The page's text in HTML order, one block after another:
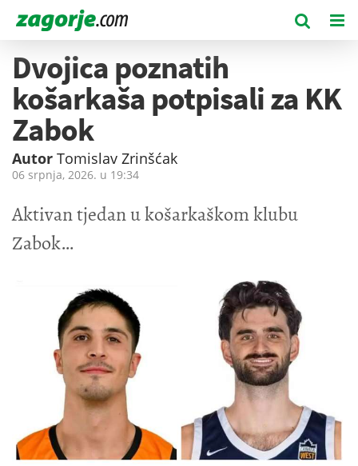
Dvojica poznatih
košarkaša potpisali za KK
Zabok
Autor Tomislav Zrinšćak
06 srpnja, 2026. u 19:34
Aktivan tjedan u košarkaškom klubu
Zabok